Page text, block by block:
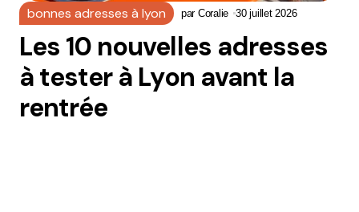
bonnes adresses à lyon par Coralie 30 juillet 2026
Les 10 nouvelles adresses
à tester à Lyon avant la
rentrée